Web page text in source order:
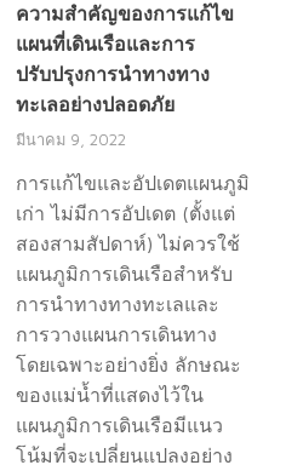
ความสำคัญของการแก้ไข
แผนที่เดินเรือและการ
ปรับปรุงการนำทางทาง
ทะเลอย่างปลอดภัย
มีนาคม 9, 2022
การแก้ไขและอัปเดตแผนภูมิ
เก่า ไม่มีการอัปเดต (ตั้งแต่
สองสามสัปดาห์) ไม่ควรใช้
แผนภูมิการเดินเรือสำหรับ
การนำทางทางทะเลและ
การวางแผนการเดินทาง
โดยเฉพาะอย่างยิ่ง ลักษณะ
ของแม่น้ำที่แสดงไว้ใน
แผนภูมิการเดินเรือมีแนว
โน้มที่จะเปลี่ยนแปลงอย่าง